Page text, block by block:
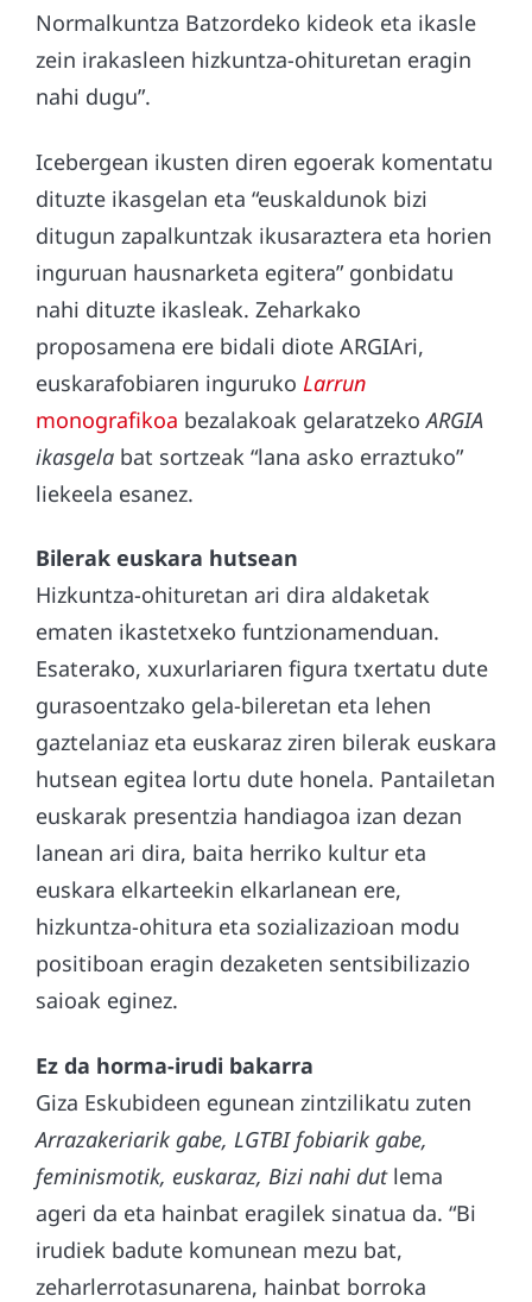
Normalkuntza Batzordeko kideok eta ikasle
zein irakasleen hizkuntza-ohituretan eragin
nahi dugu”.
Icebergean ikusten diren egoerak komentatu
dituzte ikasgelan eta “euskaldunok bizi
ditugun zapalkuntzak ikusaraztera eta horien
inguruan hausnarketa egitera” gonbidatu
nahi dituzte ikasleak. Zeharkako
proposamena ere bidali diote ARGIAri,
euskarafobiaren inguruko Larrun
monografikoa bezalakoak gelaratzekoARGIA
ikasgela bat sortzeak “lana asko erraztuko”
liekeela esanez.
Bilerak euskara hutsean
Hizkuntza-ohituretan ari dira aldaketak
ematen ikastetxeko funtzionamenduan.
Esaterako, xuxurlariaren figura txertatu dute
gurasoentzako gela-bileretan eta lehen
gaztelaniaz eta euskaraz ziren bilerak euskara
hutsean egitea lortu dute honela. Pantailetan
euskarak presentzia handiagoa izan dezan
lanean ari dira, baita herriko kultur eta
euskara elkarteekin elkarlanean ere,
hizkuntza-ohitura eta sozializazioan modu
positiboan eragin dezaketen sentsibilizazio
saioak eginez.
Ez da horma-irudi bakarra
Giza Eskubideen egunean zintzilikatu zuten
Arrazakeriarik gabe, LGTBI fobiarik gabe,
feminismotik, euskaraz, Bizi nahi dutlema
ageri da eta hainbat eragilek sinatua da. “Bi
irudiek badute komunean mezu bat,
zeharlerrotasunarena, hainbat borroka